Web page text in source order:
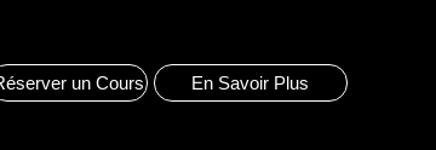
En Savoir Plus
un Cours